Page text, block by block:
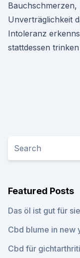
Unverträglichkeit
Intoleranz
stattdessen
Featured Posts
Das öl ist gut für sie
Cbd blume in new
Cbd für